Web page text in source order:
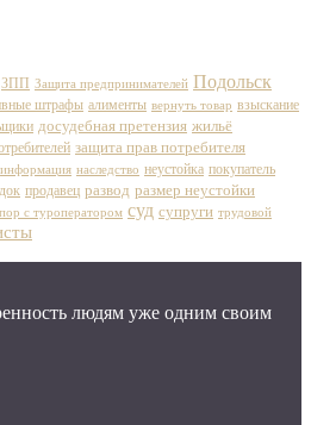
ЗПП Защита предпринимателей Подольск
штрафы алименты вернуть товар взыскание
досудебная претензия жильё
защита прав потребителя
информация наследство неустойка покупатель
продавец развод размер неустойки
с туроператором суд супруги трудовой
людям уже одним своим